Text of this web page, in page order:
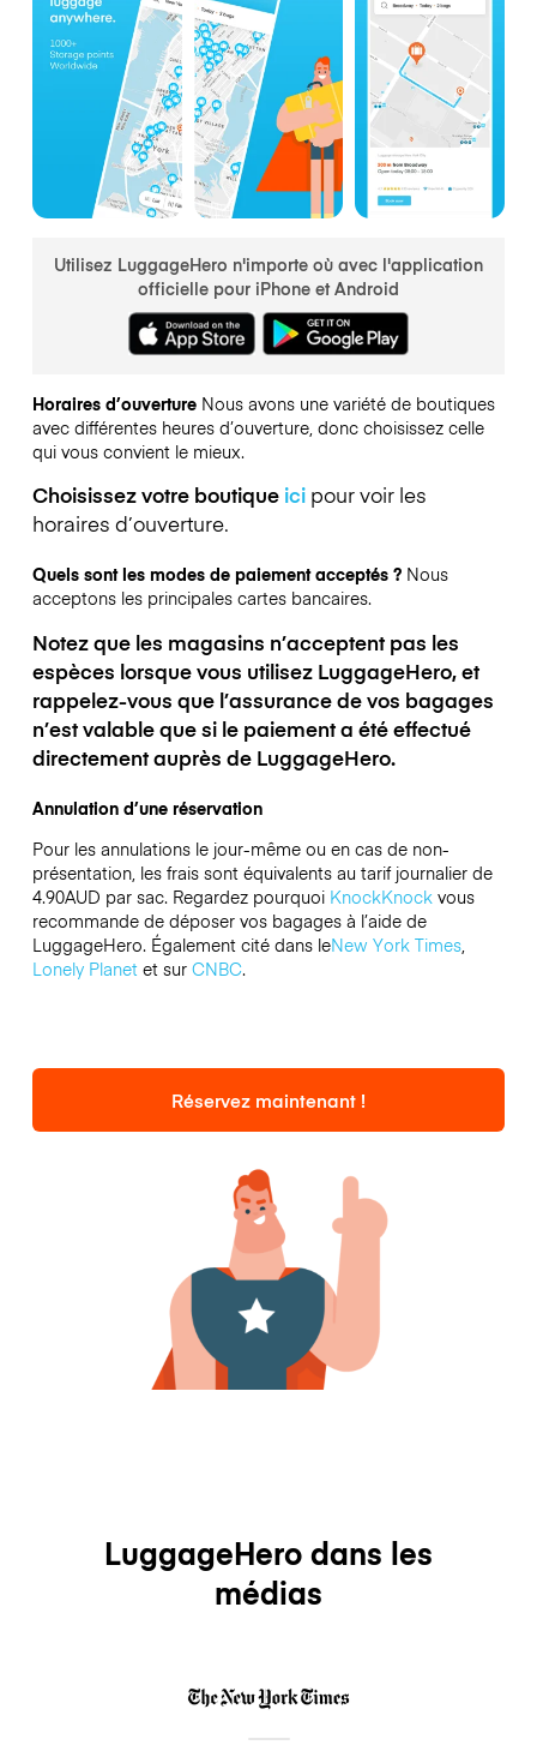
Utilisez LuggageHero n'importe où avec l'application
officielle pour iPhone et Android
Horaires d’ouverture Nous avons une variété de boutiques
avec différentes heures d’ouverture, donc choisissez celle
qui vous convient le mieux.
Choisissez votre boutique icipour voir les
horaires d’ouverture.
Quels sont les modes de paiement acceptés ? Nous
acceptons les principales cartes bancaires.
Notez que les magasins n’acceptent pas les
espèces lorsque vous utilisez LuggageHero, et
rappelez-vous que l’assurance de vos bagages
n’est valable que si le paiement a été effectué
directement auprès de LuggageHero.
Annulation d’une réservation
Pour les annulations le jour-même ou en cas de non-
présentation, les frais sont équivalents au tarif journalier de
4.90AUD par sac. Regardez pourquoi KnockKnockvous
recommande de déposer vos bagages à l’aide de
LuggageHero. Également cité dans leNew York Times,
Lonely Planetet sur CNBC.
Réservez maintenant !
LuggageHero dans les
médias